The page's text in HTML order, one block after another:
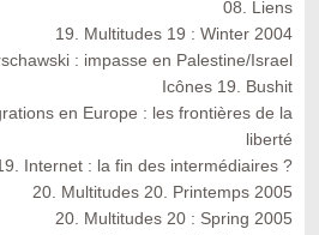
08. Liens
19. Multitudes 19 : Winter 2004
: impasse en Palestine/Israel
Icônes 19. Bushit
en Europe : les frontières de la
liberté
Internet : la fin des intermédiaires ?
20. Multitudes 20. Printemps 2005
20. Multitudes 20 : Spring 2005